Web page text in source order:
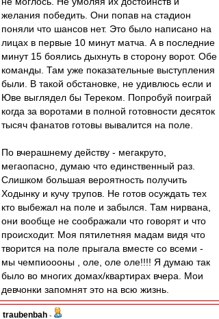
желания победить. Они попав на стадион
поняли что шансов нет. Это было написано на
лицах в первые 10 минут матча. А в последние
минут 15 боялись дыхнуть в сторону ворот. Обе
команды. Там уже показательные выступления
были. В такой обстановке, не удивлюсь если и
Юве выглядел бы Тереком. Попробуй поиграй
когда за воротами в полной готовности десяток
тысяч фанатов готовы вывалится на поле.
По вчерашнему действу - мегакруто,
мегаопасно, думаю что единственный раз.
Слишком большая вероятность получить
Ходынку и кучу трупов. Не готов осуждать тех
кто выбежал на поле и забылся. Там нирвана,
они вообще не соображали что говорят и что
происходит. Моя пятилетняя мадам видя что
творится на поле прыгала вместе со всеми -
мы чемпиоооны , оле, оле оле!!!! Я думаю так
было во многих домах/квартирах вчера. Мои
девчонки запомнят это на всю жизнь.
traubenbah -